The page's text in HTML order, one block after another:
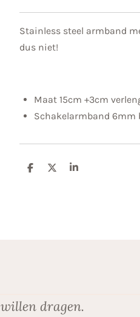
Stainless steel armband
dus niet!
Maat 15cm +3cm
Schakelarmband 6mm
D
D
S
dragen.